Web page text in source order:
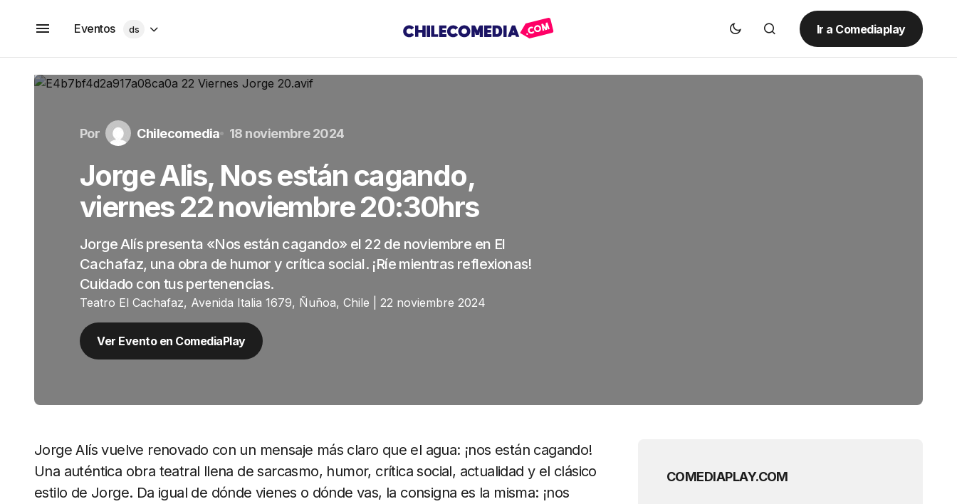
Eventos ds Ir a Comediaplay
Por Chilecomedia 18 noviembre 2024
Jorge Alis, Nos están cagando,
viernes 22 noviembre 20:30hrs
Jorge Alís presenta «Nos están cagando» el 22 de noviembre en El
Cachafaz, una obra de humor y crítica social. ¡Ríe mientras reflexionas!
Cuidado con tus pertenencias.
Teatro El Cachafaz, Avenida Italia 1679, Ñuñoa, Chile | 22 noviembre 2024
Ver Evento en ComediaPlay
Jorge Alís vuelve renovado con un mensaje más claro que el agua: ¡nos están cagando!
Una auténtica obra teatral llena de sarcasmo, humor, crítica social, actualidad y el clásico
estilo de Jorge. Da igual de dónde vienes o dónde vas, la consigna es la misma: ¡nos
COMEDIAPLAY.COM